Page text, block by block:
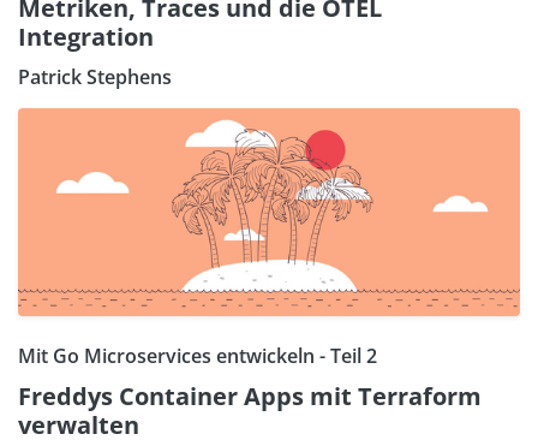
Metriken, Traces und die OTEL
Integration
Patrick Stephens
Mit Go Microservices entwickeln - Teil 2
Freddys Container Apps mit Terraform
verwalten